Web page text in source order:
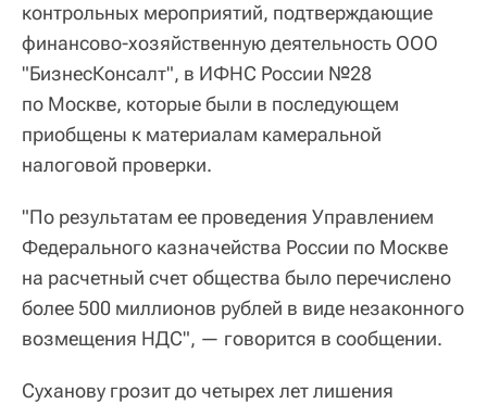
контрольных мероприятий, подтверждающие
финансово-хозяйственную деятельность ООО
"БизнесКонсалт", в ИФНС России №28
по Москве, которые были в последующем
приобщены к материалам камеральной
налоговой проверки.
"По результатам ее проведения Управлением
Федерального казначейства России по Москве
на расчетный счет общества было перечислено
более 500 миллионов рублей в виде незаконного
возмещения НДС", — говорится в сообщении.
Суханову грозит до четырех лет лишения